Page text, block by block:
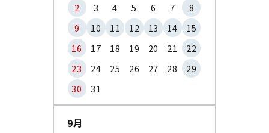
2
3 4 5 6 7
8
9
10 11 12 13 14
15
16
17 18 19 20 21
22
23
24 25 26 27 28
29
30
31
9月